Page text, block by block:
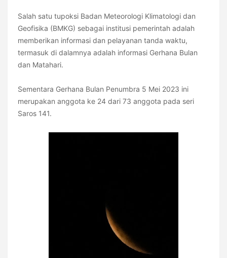
Salah satu tupoksi Badan Meteorologi Klimatologi dan
Geofisika (BMKG) sebagai institusi pemerintah adalah
memberikan informasi dan pelayanan tanda waktu,
termasuk di dalamnya adalah informasi Gerhana Bulan
dan Matahari.
Sementara Gerhana Bulan Penumbra 5 Mei 2023 ini
merupakan anggota ke 24 dari 73 anggota pada seri
Saros 141.